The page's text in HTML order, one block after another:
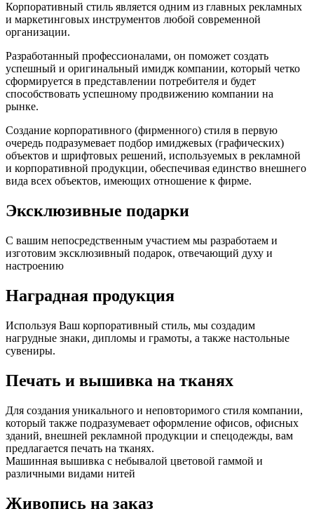
Корпоративный стиль является одним из главных рекламных
и маркетинговых инструментов любой современной
организации.
Разработанный профессионалами, он поможет создать
успешный и оригинальный имидж компании, который четко
сформируется в представлении потребителя и будет
способствовать успешному продвижению компании на
рынке.
Создание корпоративного (фирменного) стиля в первую
очередь подразумевает подбор имиджевых (графических)
объектов и шрифтовых решений, используемых в рекламной
и корпоративной продукции, обеспечивая единство внешнего
вида всех объектов, имеющих отношение к фирме.
Эксклюзивные подарки
С вашим непосредственным участием мы разработаем и
изготовим эксклюзивный подарок, отвечающий духу и
настроению
Наградная продукция
Используя Ваш корпоративный стиль, мы создадим
нагрудные знаки, дипломы и грамоты, а также настольные
сувениры.
Печать и вышивка на тканях
Для создания уникального и неповторимого стиля компании,
который также подразумевает оформление офисов, офисных
зданий, внешней рекламной продукции и спецодежды, вам
предлагается печать на тканях.
Машинная вышивка с небывалой цветовой гаммой и
различными видами нитей
Живопись на заказ